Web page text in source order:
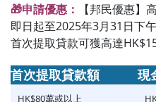
🎁申請優惠：
【邦民優惠】
即日起至2025年3月31日下
首次提取貸款可獲高達
首次提取貸款額 現
HK$80萬或以上